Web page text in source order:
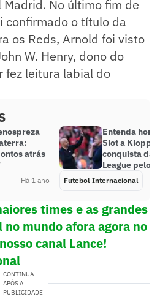
Madrid. No último fim de
confirmado o título da
os Reds, Arnold foi visto
W. Henry, dono do
fez leitura labial do
atrás
Há 1 ano
Entenda
Slot a Klopp
conquista da
League pelo
Futebol Internacional
times e as grandes
mundo afora agora no
canal Lance!
CONTINUA
APÓS A
PUBLICIDADE